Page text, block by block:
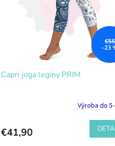
€55
–23
Capri joga legíny PRIM
Výroba do
€41,90